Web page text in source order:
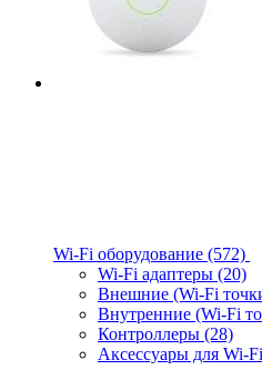
Wi-Fi оборудование (572)
Wi-Fi адаптеры (20)
Внешние (Wi-Fi
Внутренние (Wi-Fi
Контроллеры (28)
Аксессуары для Wi-